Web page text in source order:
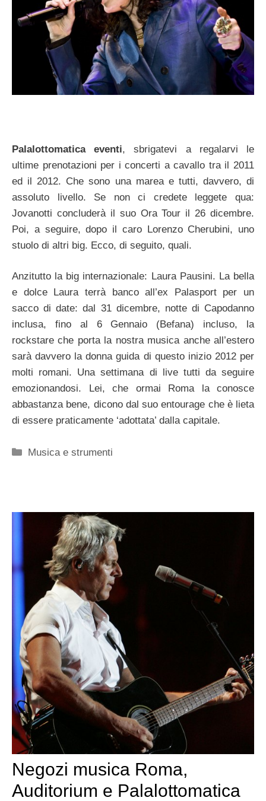
Palalottomatica eventi, sbrigatevi a regalarvi le
ultime prenotazioni per i concerti a cavallo tra il 2011
ed il 2012. Che sono una marea e tutti, davvero, di
assoluto livello. Se non ci credete leggete qua:
Jovanotti concluderà il suo Ora Tour il 26 dicembre.
Poi, a seguire, dopo il caro Lorenzo Cherubini, uno
stuolo di altri big. Ecco, di seguito, quali.
Anzitutto la big internazionale: Laura Pausini. La bella
e dolce Laura terrà banco all’ex Palasport per un
sacco di date: dal 31 dicembre, notte di Capodanno
inclusa, fino al 6 Gennaio (Befana) incluso, la
rockstare che porta la nostra musica anche all’estero
sarà davvero la donna guida di questo inizio 2012 per
molti romani. Una settimana di live tutti da seguire
emozionandosi. Lei, che ormai Roma la conosce
abbastanza bene, dicono dal suo entourage che è lieta
di essere praticamente ‘adottata’ dalla capitale.
Categorie
Musica e strumenti
Negozi musica Roma,
Auditorium e Palalottomatica